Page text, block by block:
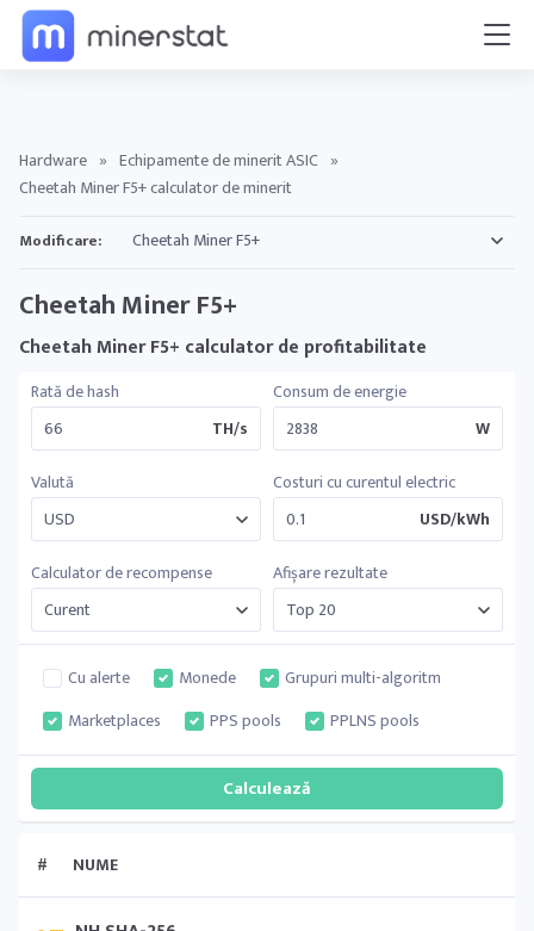
Hardware » Echipamente de minerit ASIC »
Cheetah Miner F5+ calculator de minerit
Modificare:
Cheetah Miner F5+
Cheetah Miner F5+ calculator de profitabilitate
Rată de hash
TH/s
Consum de energie
W
Valută
Costuri cu curentul electric
USD/kWh
Calculator de recompense
Afișare rezultate
Cu alerte Monede
Grupuri multi-algoritm
Marketplaces
PPS pools PPLNS pools
# NUME